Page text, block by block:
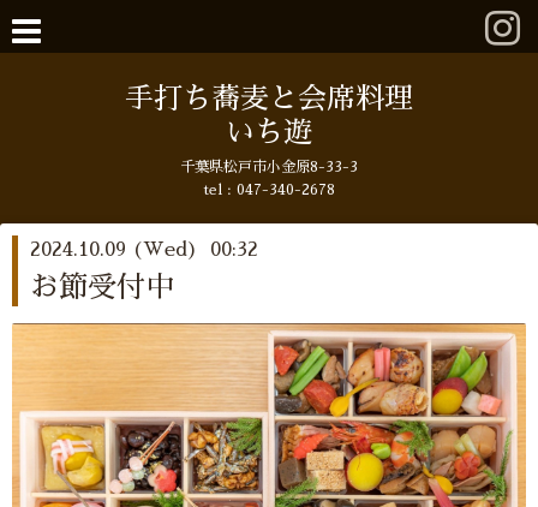
手打ち蕎麦と会席料理
いち遊
千葉県松戸市小金原8-33-3
tel : 047-340-2678
2024.10.09 (Wed) 00:32
お節受付中